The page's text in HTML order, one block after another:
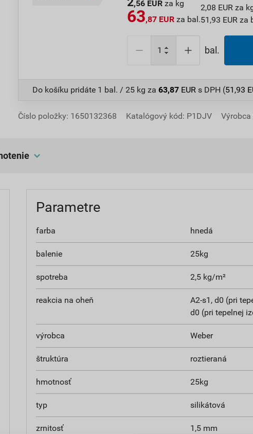
,56 EUR za kg
63,87 EUR za bal.
2,08 EUR za
51,93 EUR za
bal.
Do košíku pridáte 1 bal. / 25 kg za 63,87 EUR s DPH (51,93
Číslo položky: 1650132368 Katalógový kód: P1DJV Výrobca
Parametre
farba hnedá
balenie 25kg
spotreba 2,5 kg/m²
reakcia na oheň
A2-s1, d0 (pri
d0 (pri tepelnej
výrobca Weber
štruktúra roztieraná
hmotnosť 25kg
typ silikátová
zrnitosť 1,5 mm